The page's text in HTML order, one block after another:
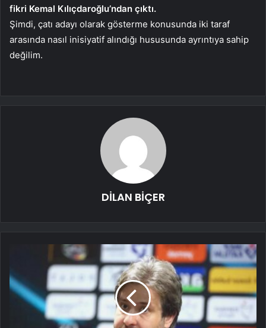
fikri Kemal Kılıçdaroğlu’ndan çıktı.
Şimdi, çatı adayı olarak gösterme konusunda iki taraf
arasında nasıl inisiyatif alındığı hususunda ayrıntıya sahip
değilim.
DİLAN BİÇER